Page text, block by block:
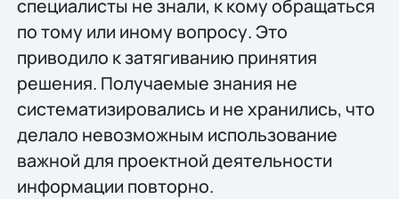
специалисты не знали, к кому обращаться
по тому или иному вопросу. Это
приводило к затягиванию принятия
решения. Получаемые знания не
систематизировались и не хранились, что
делало невозможным использование
важной для проектной деятельности
информации повторно.